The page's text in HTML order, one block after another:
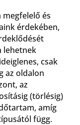
megfelelő és
érdekében,
lehetnek
csak
az oldalon
az
(törlésig)
amíg
függ.